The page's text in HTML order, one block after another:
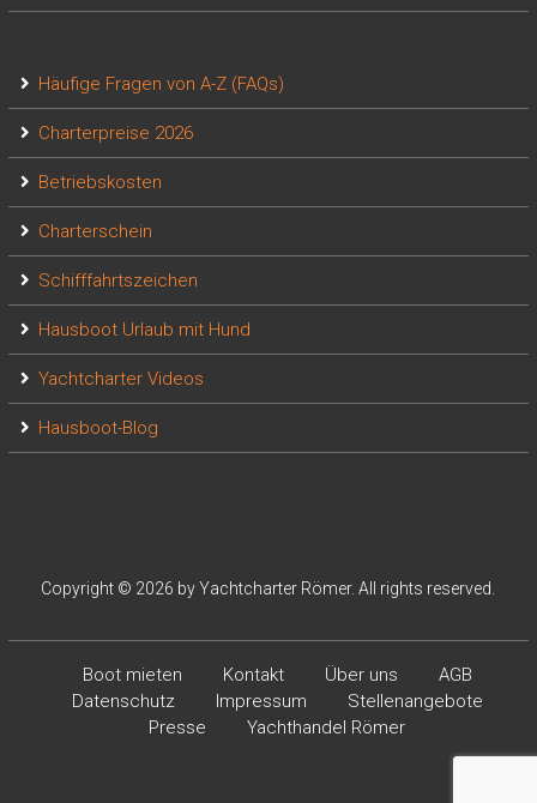
Häufige Fragen von A-Z (FAQs)
Charterpreise 2026
Betriebskosten
Charterschein
Schifffahrtszeichen
Hausboot Urlaub mit Hund
Yachtcharter Videos
Hausboot-Blog
Copyright © 2026 by Yachtcharter Römer. All rights reserved.
Boot mieten Kontakt Über uns
AGB
Datenschutz
Impressum
Stellenangebote
Presse
Yachthandel Römer